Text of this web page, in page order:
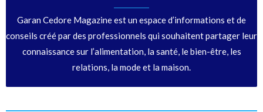
Garan Cedore Magazine est un espace d’informations et de
conseils créé par des professionnels qui souhaitent partager leur
connaissance sur l’alimentation, la santé, le bien-être, les
relations, la mode et la maison.